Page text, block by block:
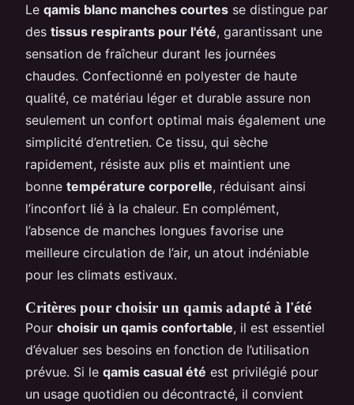
Le qamis blanc manches courtes se distingue par
des tissus respirants pour l'été, garantissant une
sensation de fraîcheur durant les journées
chaudes. Confectionné en polyester de haute
qualité, ce matériau léger et durable assure non
seulement un confort optimal mais également une
simplicité d’entretien. Ce tissu, qui sèche
rapidement, résiste aux plis et maintient une
bonne température corporelle, réduisant ainsi
l’inconfort lié à la chaleur. En complément,
l’absence de manches longues favorise une
meilleure circulation de l’air, un atout indéniable
pour les climats estivaux.
Critères pour choisir un qamis adapté à l'été
Pour choisir un qamis confortable, il est essentiel
d’évaluer ses besoins en fonction de l’utilisation
prévue. Si le qamis casual été est privilégié pour
un usage quotidien ou décontracté, il convient